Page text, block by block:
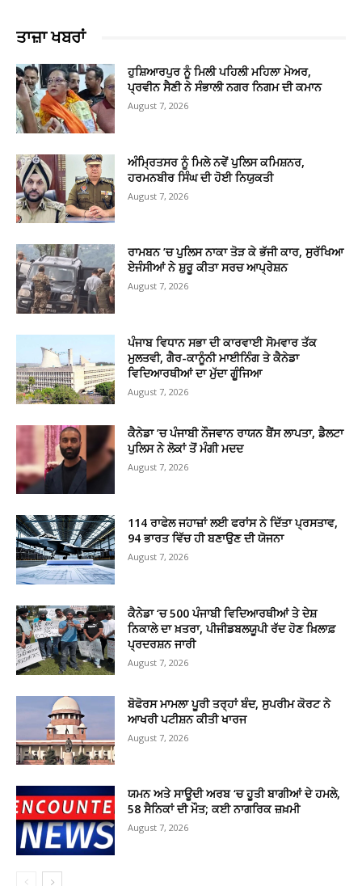
ਤਾਜ਼ਾ ਖਬਰਾਂ
ਹੁਸ਼ਿਆਰਪੁਰ ਨੂੰ ਮਿਲੀ ਪਹਿਲੀ ਮਹਿਲਾ ਮੇਅਰ,
ਪ੍ਰਵੀਨ ਸੈਣੀ ਨੇ ਸੰਭਾਲੀ ਨਗਰ ਨਿਗਮ ਦੀ ਕਮਾਨ
August 7, 2026
ਅੰਮ੍ਰਿਤਸਰ ਨੂੰ ਮਿਲੇ ਨਵੇਂ ਪੁਲਿਸ ਕਮਿਸ਼ਨਰ,
ਹਰਮਨਬੀਰ ਸਿੰਘ ਦੀ ਹੋਈ ਨਿਯੁਕਤੀ
August 7, 2026
ਰਾਮਬਨ ’ਚ ਪੁਲਿਸ ਨਾਕਾ ਤੋੜ ਕੇ ਭੱਜੀ ਕਾਰ, ਸੁਰੱਖਿਆ
ਏਜੰਸੀਆਂ ਨੇ ਸ਼ੁਰੂ ਕੀਤਾ ਸਰਚ ਆਪ੍ਰੇਸ਼ਨ
August 7, 2026
ਪੰਜਾਬ ਵਿਧਾਨ ਸਭਾ ਦੀ ਕਾਰਵਾਈ ਸੋਮਵਾਰ ਤੱਕ
ਮੁਲਤਵੀ, ਗੈਰ-ਕਾਨੂੰਨੀ ਮਾਈਨਿੰਗ ਤੇ ਕੈਨੇਡਾ
ਵਿਦਿਆਰਥੀਆਂ ਦਾ ਮੁੱਦਾ ਗੂੰਜਿਆ
August 7, 2026
ਕੈਨੇਡਾ ’ਚ ਪੰਜਾਬੀ ਨੌਜਵਾਨ ਰਾਯਨ ਬੈਂਸ ਲਾਪਤਾ, ਡੈਲਟਾ
ਪੁਲਿਸ ਨੇ ਲੋਕਾਂ ਤੋਂ ਮੰਗੀ ਮਦਦ
August 7, 2026
114 ਰਾਫੇਲ ਜਹਾਜ਼ਾਂ ਲਈ ਫਰਾਂਸ ਨੇ ਦਿੱਤਾ ਪ੍ਰਸਤਾਵ,
94 ਭਾਰਤ ਵਿੱਚ ਹੀ ਬਣਾਉਣ ਦੀ ਯੋਜਨਾ
August 7, 2026
ਕੈਨੇਡਾ ‘ਚ 500 ਪੰਜਾਬੀ ਵਿਦਿਆਰਥੀਆਂ ਤੇ ਦੇਸ਼
ਨਿਕਾਲੇ ਦਾ ਖ਼ਤਰਾ, ਪੀਜੀਡਬਲਯੂਪੀ ਰੱਦ ਹੋਣ ਖ਼ਿਲਾਫ਼
ਪ੍ਰਦਰਸ਼ਨ ਜਾਰੀ
August 7, 2026
ਬੋਫੋਰਸ ਮਾਮਲਾ ਪੂਰੀ ਤਰ੍ਹਾਂ ਬੰਦ, ਸੁਪਰੀਮ ਕੋਰਟ ਨੇ
ਆਖਰੀ ਪਟੀਸ਼ਨ ਕੀਤੀ ਖਾਰਜ
August 7, 2026
ਯਮਨ ਅਤੇ ਸਾਊਦੀ ਅਰਬ ‘ਚ ਹੂਤੀ ਬਾਗੀਆਂ ਦੇ ਹਮਲੇ,
58 ਸੈਨਿਕਾਂ ਦੀ ਮੌਤ; ਕਈ ਨਾਗਰਿਕ ਜ਼ਖ਼ਮੀ
August 7, 2026